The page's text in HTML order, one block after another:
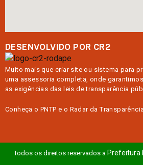
DESENVOLVIDO POR CR2
Muito mais quecriar site ou sistema para
uma assessoria completa, onde
as exigências dasleis de transparência
Conheça oPNTP e o Radar da
Todos os direitos reservados a Prefeitura